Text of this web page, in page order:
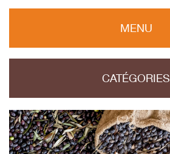
MENU
CATÉGORIES